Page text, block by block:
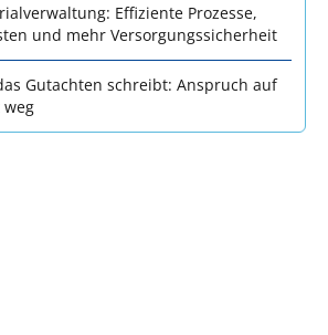
Effiziente Prozesse,
und mehr Versorgungssicherheit
Gutachten schreibt: Anspruch auf